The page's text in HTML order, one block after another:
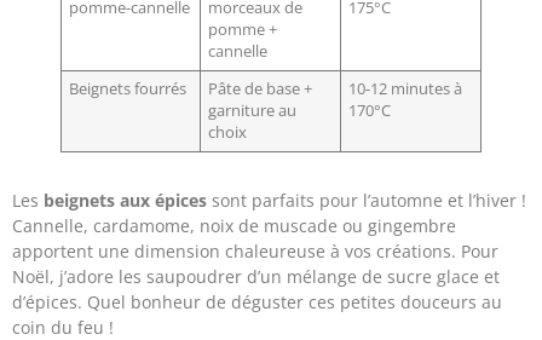
pomme-cannelle
morceaux de
pomme +
cannelle
175°C
Beignets fourrés
Pâte de base +
garniture au
choix
10-12 minutes à
170°C
Les beignets aux épices sont parfaits pour l’automne et l’hiver !
Cannelle, cardamome, noix de muscade ou gingembre
apportent une dimension chaleureuse à vos créations. Pour
Noël, j’adore les saupoudrer d’un mélange de sucre glace et
d’épices. Quel bonheur de déguster ces petites douceurs au
coin du feu !